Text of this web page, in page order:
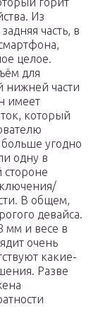
Из
часть, в
целое.
для
нижней части
имеет
который
больше угодно
одну в
стороне
В общем,
девайса.
мм и весе в
очень
какие-
Разве